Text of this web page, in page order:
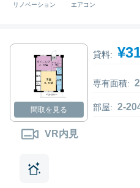
リノベーション エアコン
間取を見る
VR内見
貸料:
専有面積:
部屋: 2-